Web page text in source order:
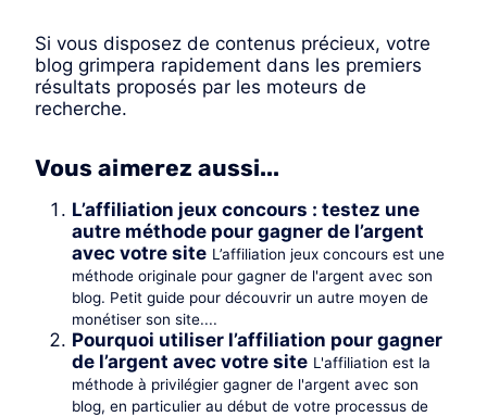
Si vous disposez de contenus précieux, votre
blog grimpera rapidement dans les premiers
résultats proposés par les moteurs de
recherche.
Vous aimerez aussi...
L’affiliation jeux concours : testez une
autre méthode pour gagner de l’argent
avec votre site L’affiliation jeux concours est une
méthode originale pour gagner de l'argent avec son
blog. Petit guide pour découvrir un autre moyen de
monétiser son site....
Pourquoi utiliser l’affiliation pour gagner
de l’argent avec votre site L'affiliation est la
méthode à privilégier gagner de l'argent avec son
blog, en particulier au début de votre processus de